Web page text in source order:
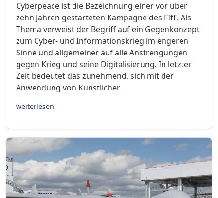
Cyberpeace ist die Bezeichnung einer vor über
zehn Jahren gestarteten Kampagne des FIfF. Als
Thema verweist der Begriff auf ein Gegenkonzept
zum Cyber- und Informationskrieg im engeren
Sinne und allgemeiner auf alle Anstrengungen
gegen Krieg und seine Digitalisierung. In letzter
Zeit bedeutet das zunehmend, sich mit der
Anwendung von Künstlicher...
weiterlesen